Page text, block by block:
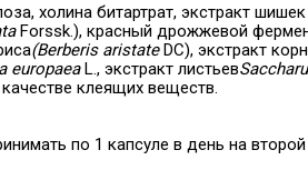
холина битартрат, экстракт
Forssk.), красный дрожжевой
(Berberis aristateDC), экстракт
europaeaL., экстракт листьев
клеящих веществ.
по 1 капсуле в день на второй